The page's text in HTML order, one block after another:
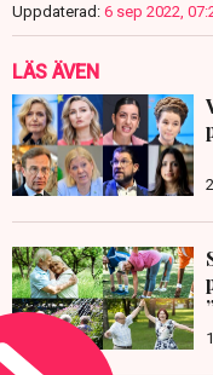
Uppdaterad: 6 sep 2022,
LÄS ÄVEN